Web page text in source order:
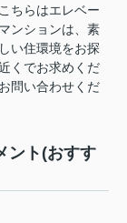
ちらはエレベー
ンションは、素
い住環境をお探
くでお求めくだ
問い合わせくだ
ント(おすす